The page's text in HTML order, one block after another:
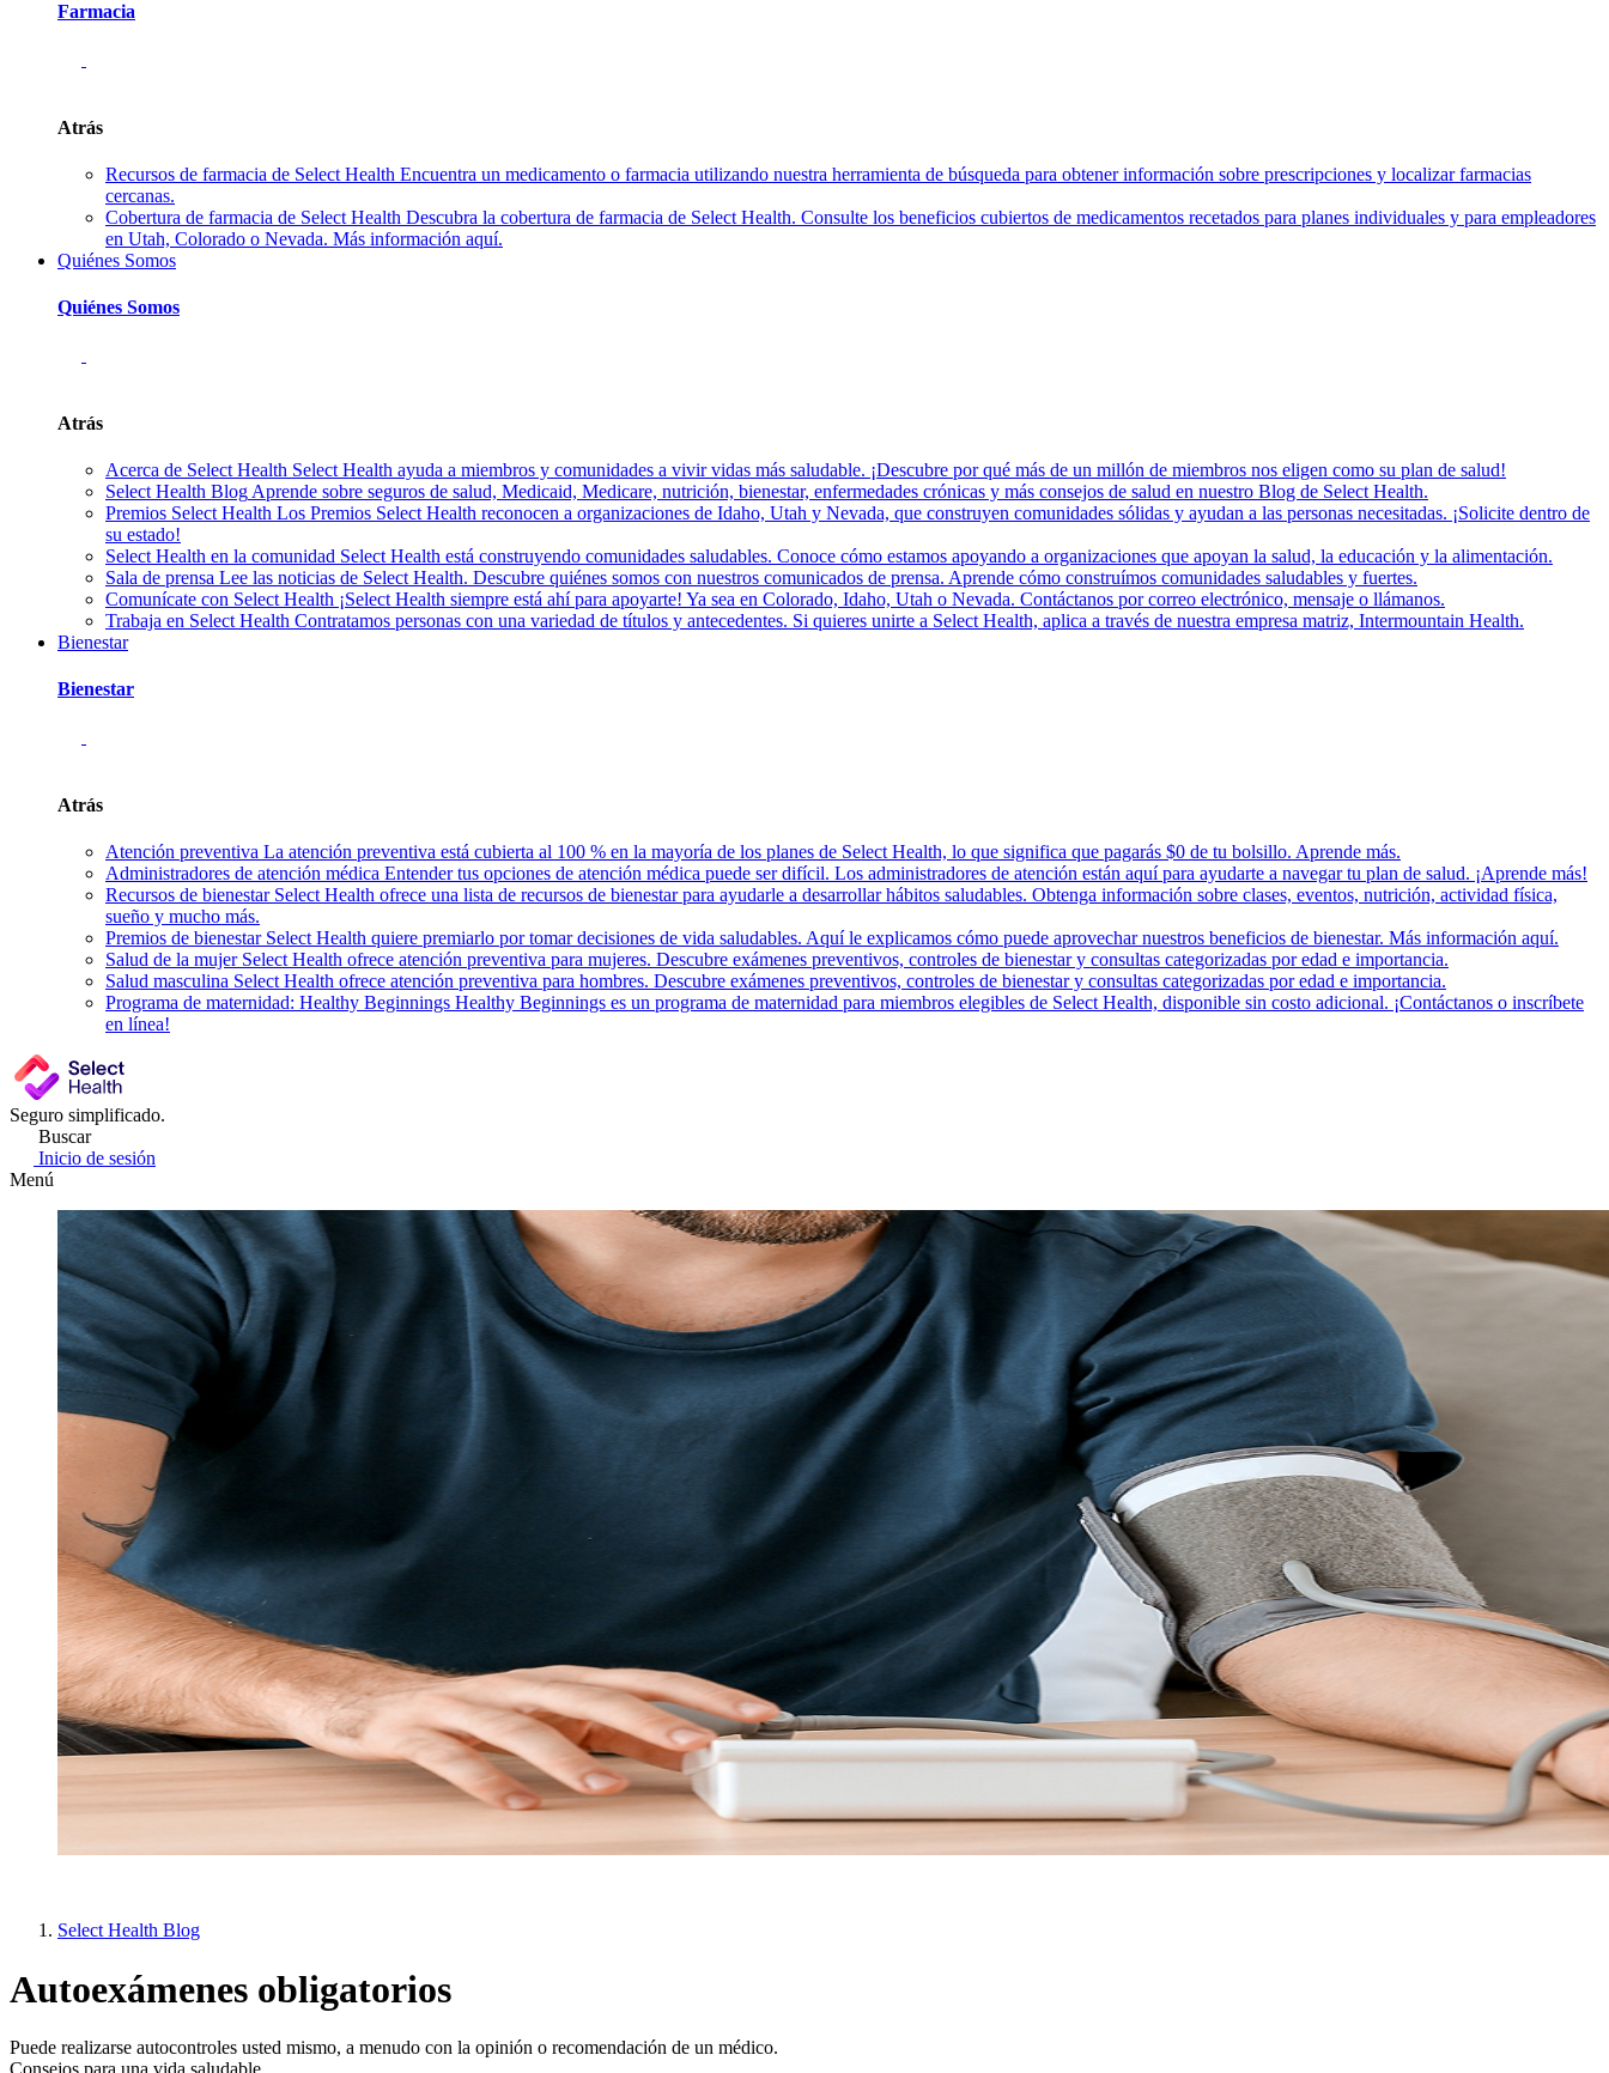
Farmacia
Atrás
Recursos de farmacia de Select Health Encuentra un medicamento o farmacia utilizando nuestra herramienta de búsqueda para obtener información sobre prescripciones y localizar farmacias
cercanas.
Cobertura de farmacia de Select Health Descubra la cobertura de farmacia de Select Health. Consulte los beneficios cubiertos de medicamentos recetados para planes individuales y para empleadores
en Utah, Colorado o Nevada. Más información aquí.
Quiénes Somos
Quiénes Somos
Atrás
Acerca de Select Health Select Health ayuda a miembros y comunidades a vivir vidas más saludable. ¡Descubre por qué más de un millón de miembros nos eligen como su plan de salud!
Select Health Blog Aprende sobre seguros de salud, Medicaid, Medicare, nutrición, bienestar, enfermedades crónicas y más consejos de salud en nuestro Blog de Select Health.
Premios Select Health Los Premios Select Health reconocen a organizaciones de Idaho, Utah y Nevada, que construyen comunidades sólidas y ayudan a las personas necesitadas. ¡Solicite dentro de
su estado!
Select Health en la comunidad Select Health está construyendo comunidades saludables. Conoce cómo estamos apoyando a organizaciones que apoyan la salud, la educación y la alimentación.
Sala de prensa Lee las noticias de Select Health. Descubre quiénes somos con nuestros comunicados de prensa. Aprende cómo construímos comunidades saludables y fuertes.
Comunícate con Select Health ¡Select Health siempre está ahí para apoyarte! Ya sea en Colorado, Idaho, Utah o Nevada. Contáctanos por correo electrónico, mensaje o llámanos.
Trabaja en Select Health Contratamos personas con una variedad de títulos y antecedentes. Si quieres unirte a Select Health, aplica a través de nuestra empresa matriz, Intermountain Health.
Bienestar
Bienestar
Atrás
Atención preventiva La atención preventiva está cubierta al 100 % en la mayoría de los planes de Select Health, lo que significa que pagarás $0 de tu bolsillo. Aprende más.
Administradores de atención médica Entender tus opciones de atención médica puede ser difícil. Los administradores de atención están aquí para ayudarte a navegar tu plan de salud. ¡Aprende más!
Recursos de bienestar Select Health ofrece una lista de recursos de bienestar para ayudarle a desarrollar hábitos saludables. Obtenga información sobre clases, eventos, nutrición, actividad física,
sueño y mucho más.
Premios de bienestar Select Health quiere premiarlo por tomar decisiones de vida saludables. Aquí le explicamos cómo puede aprovechar nuestros beneficios de bienestar. Más información aquí.
Salud de la mujer Select Health ofrece atención preventiva para mujeres. Descubre exámenes preventivos, controles de bienestar y consultas categorizadas por edad e importancia.
Salud masculina Select Health ofrece atención preventiva para hombres. Descubre exámenes preventivos, controles de bienestar y consultas categorizadas por edad e importancia.
Programa de maternidad: Healthy Beginnings Healthy Beginnings es un programa de maternidad para miembros elegibles de Select Health, disponible sin costo adicional. ¡Contáctanos o inscríbete
en línea!
Seguro simplificado.
Buscar
Inicio de sesión
Menú
Select Health Blog
Autoexámenes obligatorios
Puede realizarse autocontroles usted mismo, a menudo con la opinión o recomendación de un médico.